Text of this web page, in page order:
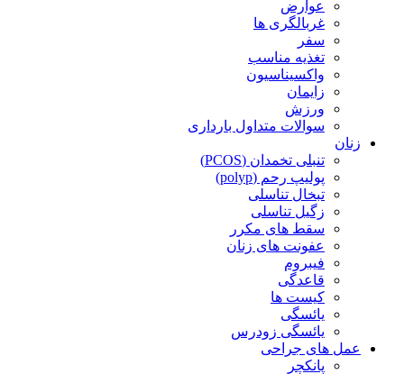
عوارض
غربالگری ها
سفر
تغذیه مناسب
واکسیناسیون
زایمان
ورزش
سوالات متداول بارداری
زنان
تنبلی تخمدان (PCOS)
پولیپ رحم (polyp)
تبخال تناسلی
زگیل تناسلی
سقط های مکرر
عفونت های زنان
فیبروم
قاعدگی
کیست ها
یائسگی
یائسگی زودرس
عمل های جراحی
پانکچر